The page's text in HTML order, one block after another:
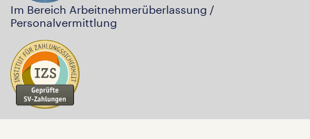
Im Bereich Arbeitnehmerüberlassung /
Personalvermittlung